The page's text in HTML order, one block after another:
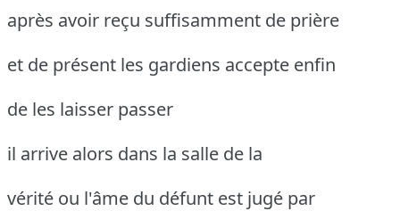
après avoir reçu suffisamment de prière
et de présent les gardiens accepte enfin
de les laisser passer
il arrive alors dans la salle de la
vérité ou l'âme du défunt est jugé par